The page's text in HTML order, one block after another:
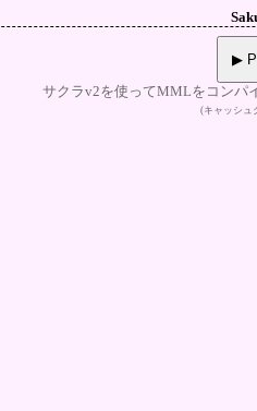
▶
サクラv2を使ってMMLをコンパ
(キャッシュ